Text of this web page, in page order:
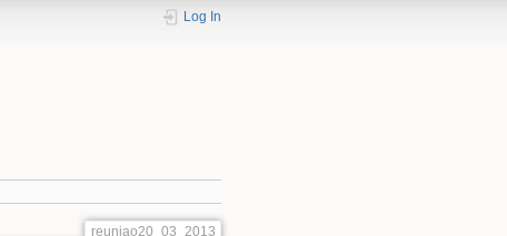
Log In
reuniao20_03_2013